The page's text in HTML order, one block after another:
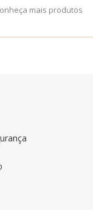
mais produtos